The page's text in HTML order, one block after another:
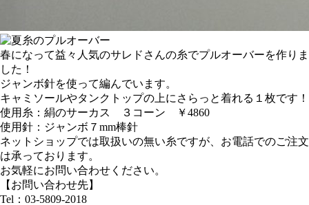
春になって益々人気のサレドさんの糸でプルオーバーを作りま
した！
ジャンボ針を使って編んでいます。
キャミソールやタンクトップの上にさらっと着れる１枚です！
使用糸：絹のサーカス ３コーン ￥4860
使用針：ジャンボ７mm棒針
ネットショップでは取扱いの無い糸ですが、お電話でのご注文
は承っております。
お気軽にお問い合わせください。
【お問い合わせ先】
Tel：03-5809-2018